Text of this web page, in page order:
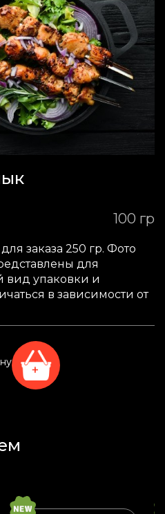
100 гр
заказа 250 гр. Фото
для
вид упаковки и
в зависимости от
+